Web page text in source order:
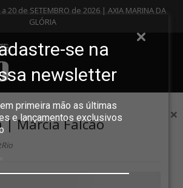
se na
newsletter
primeira mão as últimas
e lançamentos exclusivos
20 de SETEMBRO de 2026 | AXIA MARINA DA
GLÓRIA
×
| Márcia Falcão